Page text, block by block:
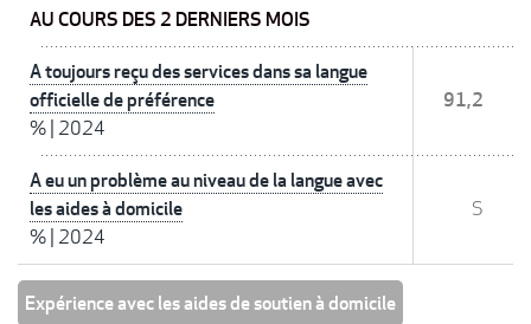
AU COURS DES 2 DERNIERS MOIS
A toujours reçu des services dans sa langue
officielle de préférence
% 2024
91,2
A eu un problème au niveau de la langue avec
les aides à domicile
% 2024
S
Expérience avec les aides de soutien à domicile